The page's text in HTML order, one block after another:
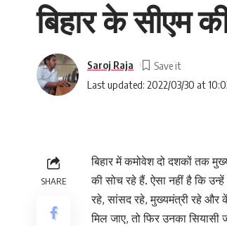
बिहार के सीएम
Last updated: 2022/03/30 at
Saroj Raja
SHARE
बिहार में कमोवेश दो दशकों तक
की सोच रहे हैं. ऐसा नहीं है कि
रहे, सांसद रहे, मुख्यमंत्री रहे और
मिल जाए, तो फिर उनका